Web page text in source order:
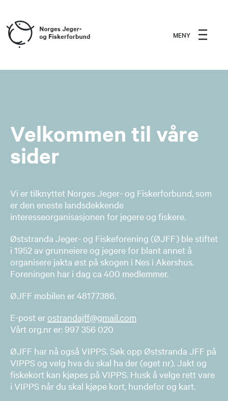
MENY
Velkommen til våre
sider
Vi er tilknyttet Norges Jeger- og Fiskerforbund, som
er den eneste landsdekkende
interesseorganisasjonen for jegere og fiskere.
Øststranda Jeger- og Fiskeforening (ØJFF) ble stiftet
i 1952 av grunneiere og jegere for blant annet å
organisere jakta øst på skogen i Nes i Akershus.
Foreningen har i dag ca 400 medlemmer.
​ØJFF mobilen er 48177386.
E-post erostrandajff@gmail.com
Vårt org.nr er: 997 356 020
ØJFF har nå også VIPPS. Søk opp Øststranda JFF på
VIPPS og velg hva du skal ha der (eget nr). Jakt og
fiskekort kan kjøpes på VIPPS. Husk å velge rett vare
i VIPPS når du skal kjøpe kort, hundefor og kart.